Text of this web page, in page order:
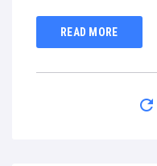
READ MORE